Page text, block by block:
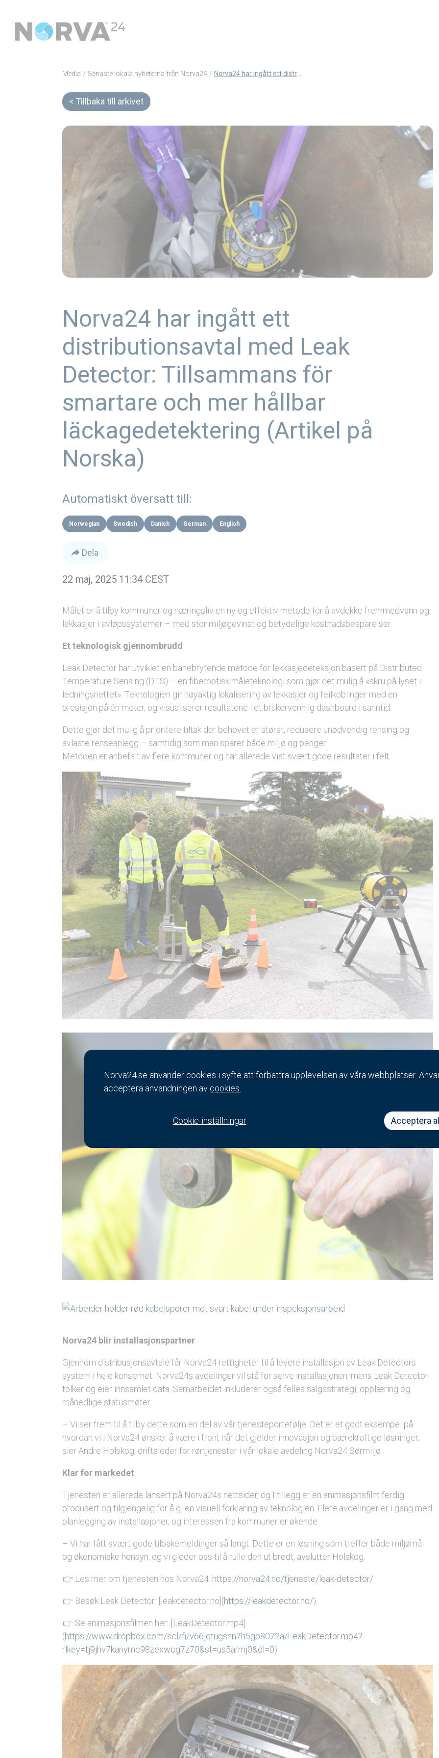
Media Senaste lokala nyheterna från Norva24
Tillbaka till arkivet
Norva24 har ingått ett
distributionsavtal med Leak
Detector: Tillsammans för
smartare och mer hållbar
läckagedetektering (Artikel på
Norska)
Automatiskt översatt till:
Norwegian Swedish Danish German English
Dela
22 maj, 2025 11:34 CEST
Målet er å tilby kommuner og næringsliv en ny og effektiv metode for å avdekke fremmedvann og
lekkasjer i avløpssystemer – med stor miljøgevinst og betydelige kostnadsbesparelser.
Et teknologisk gjennombrudd
Leak Detector har utviklet en banebrytende metode for lekkasjedeteksjon basert på Distributed
Temperature Sensing (DTS) – en fiberoptisk måleteknologi som gjør det mulig å «skru på lyset i
ledningsnettet». Teknologien gir nøyaktig lokalisering av lekkasjer og feilkoblinger med en
presisjon på én meter, og visualiserer resultatene i et brukervennlig dashboard i sanntid.
Dette gjør det mulig å prioritere tiltak der behovet er størst, redusere unødvendig rensing og
avlaste renseanlegg – samtidig som man sparer både miljø og penger.
Metoden er anbefalt av flere kommuner og har allerede vist svært gode resultater i felt.
Norva24 blir installasjonspartner
Gjennom distribusjonsavtale får Norva24 rettigheter til å levere installasjon av Leak Detectors
system i hele konsernet. Norva24s avdelinger vil stå for selve installasjonen, mens Leak Detector
tolker og eier innsamlet data. Samarbeidet inkluderer også felles salgsstrategi, opplæring og
månedlige statusmøter.
– Vi ser frem til å tilby dette som en del av vår tjenesteportefølje. Det er et godt eksempel på
hvordan vi i Norva24 ønsker å være i front når det gjelder innovasjon og bærekraftige løsninger,
sier Andre Holskog, driftsleder for rørtjenester i vår lokale avdeling Norva24 Sørmiljø.
Klar for markedet
Tjenesten er allerede lansert på Norva24s nettsider, og I tillegg er en animasjonsfilm ferdig
produsert og tilgjengelig for å gi en visuell forklaring av teknologien. Flere avdelinger er i gang med
planlegging av installasjoner, og interessen fra kommuner er økende.
– Vi har fått svært gode tilbakemeldinger så langt. Dette er en løsning som treffer både miljømål
og økonomiske hensyn, og vi gleder oss til å rulle den ut bredt, avslutter Holskog.
👉 Les mer om tjenesten hos Norva24: https://norva24.no/tjeneste/leak-detector/
👉 Besøk Leak Detector: [leakdetector.no](https://leakdetector.no/)
👉 Se animasjonsfilmen her: [LeakDetector.mp4]
(https://www.dropbox.com/scl/fi/v66jqtugsnn7h5gp8072a/LeakDetector.mp4?
rlkey=tj9jhv7kanymc98zexwcg7z70&st=us5armj0&dl=0)
Norva24.se använder cookies i syfte att förbättra upplevelsen av våra webbplatser.
acceptera användningen av cookies.
Cookie-inställningar Acceptera